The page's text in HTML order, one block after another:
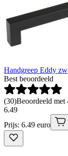
Handgreep Eddy
Best beoordeeld
(30)Beoordeeld met
6.49
Prijs: 6.49 euro